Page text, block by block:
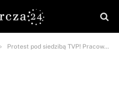
Protest pod siedzibą TVP! Pracownicy zachęcają do wzięcia udziału